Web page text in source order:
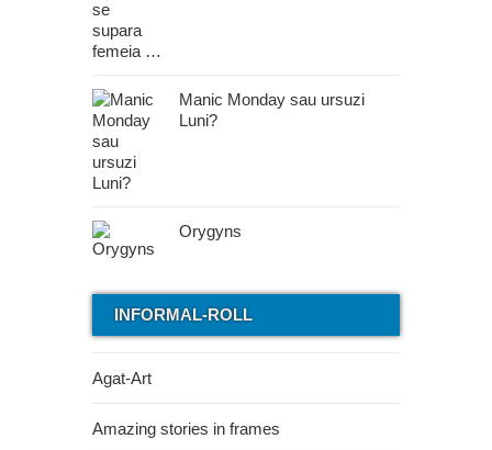
Manic Monday sau ursuzi
Luni?
Orygyns
INFORMAL-ROLL
Agat-Art
Amazing stories in frames